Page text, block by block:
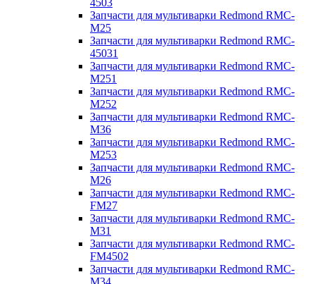
4503
Запчасти для мультиварки Redmond RMC-
M25
Запчасти для мультиварки Redmond RMC-
45031
Запчасти для мультиварки Redmond RMC-
M251
Запчасти для мультиварки Redmond RMC-
M252
Запчасти для мультиварки Redmond RMC-
M36
Запчасти для мультиварки Redmond RMC-
M253
Запчасти для мультиварки Redmond RMC-
M26
Запчасти для мультиварки Redmond RMC-
FM27
Запчасти для мультиварки Redmond RMC-
M31
Запчасти для мультиварки Redmond RMC-
FM4502
Запчасти для мультиварки Redmond RMC-
M34